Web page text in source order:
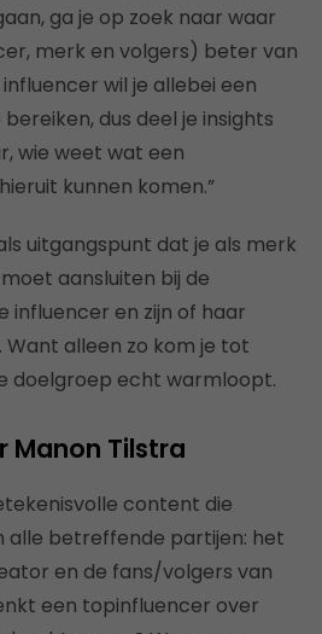
ga je op zoek naar waar
merk en volgers) beter van
wil je allebei een
dus deel je insights
wie weet wat een
kunnen komen.”
uitgangspunt dat je als merk
aansluiten bij de
influencer en zijn of haar
alleen zo kom je tot
doelgroep echt warmloopt.
Manon Tilstra
content die
alle betreffende partijen: het
en de fans/volgers van
een topinfluencer over